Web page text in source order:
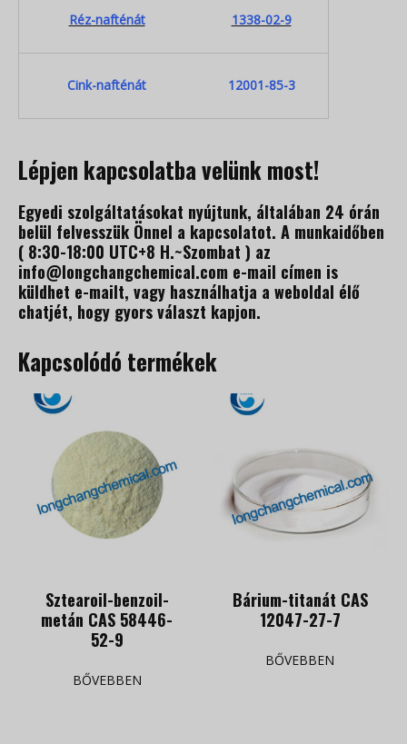
Réz-nafténát 1338-02-9
Cink-nafténát 12001-85-3
Lépjen kapcsolatba velünk most!
Egyedi szolgáltatásokat nyújtunk, általában 24 órán
belül felvesszük Önnel a kapcsolatot. A munkaidőben
( 8:30-18:00 UTC+8 H.~Szombat ) az
info@longchangchemical.com e-mail címen is
küldhet e-mailt, vagy használhatja a weboldal élő
chatjét, hogy gyors választ kapjon.
Kapcsolódó termékek
Sztearoil-benzoil-
metán CAS 58446-
52-9
BŐVEBBEN
Bárium-titanát CAS
12047-27-7
BŐVEBBEN